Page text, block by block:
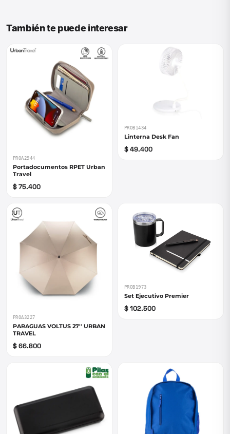
También te puede interesar
PROA2944
Portadocumentos RPET Urban
Travel
$ 75.400
PROB1434
Linterna Desk Fan
$ 49.400
PROA3227
PARAGUAS VOLTUS 27'' URBAN
TRAVEL
$ 66.800
PROB1973
Set Ejecutivo Premier
$ 102.500